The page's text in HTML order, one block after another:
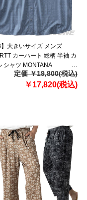
】大きいサイズ メンズ
カーハート 総柄 半袖 カ
シャツ MONTANA
RELAXED SHORT
PLAID SHIRT USA直輸入
定価 ￥19,800(税込)
￥17,820(税込)